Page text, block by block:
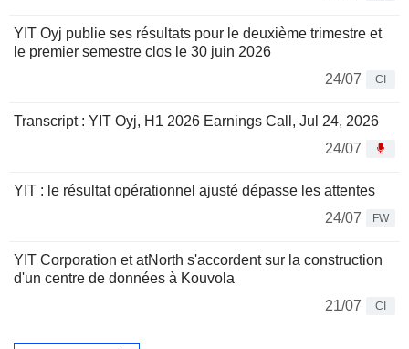
YIT Oyj publie ses résultats pour le deuxième trimestre et
le premier semestre clos le 30 juin 2026
24/07
CI
Transcript : YIT Oyj, H1 2026 Earnings Call, Jul 24, 2026
24/07
YIT : le résultat opérationnel ajusté dépasse les attentes
24/07
FW
YIT Corporation et atNorth s'accordent sur la construction
d'un centre de données à Kouvola
21/07
CI